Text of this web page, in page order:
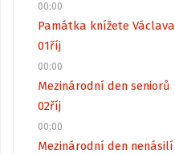
00:00
Památka knížete Václava
01říj
00:00
Mezinárodní den seniorů
02říj
00:00
Mezinárodní den nenásilí